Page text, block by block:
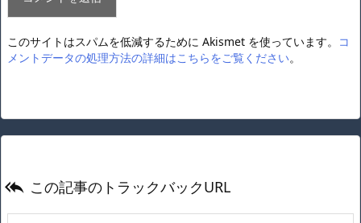
このサイトはスパムを低減するために Akismet を使っています。
コ
メントデータの処理方法の詳細はこちらをご覧ください。
 この記事のトラックバックURL